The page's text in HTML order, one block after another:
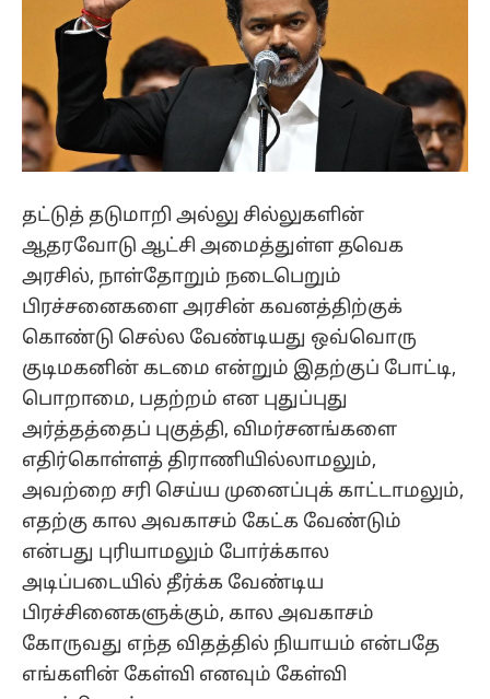
தட்டுத் தடுமாறி அல்லு சில்லுகளின்
ஆதரவோடு ஆட்சி அமைத்துள்ள தவெக
அரசில், நாள்தோறும் நடைபெறும்
பிரச்சனைகளை அரசின் கவனத்திற்குக்
கொண்டு செல்ல வேண்டியது ஒவ்வொரு
குடிமகனின் கடமை என்றும் இதற்குப் போட்டி,
பொறாமை, பதற்றம் என புதுப்புது
அர்த்தத்தைப் புகுத்தி, விமர்சனங்களை
எதிர்கொள்ளத் திராணியில்லாமலும்,
அவற்றை சரி செய்ய முனைப்புக் காட்டாமலும்,
எதற்கு கால அவகாசம் கேட்க வேண்டும்
என்பது புரியாமலும் போர்க்கால
அடிப்படையில் தீர்க்க வேண்டிய
பிரச்சினைகளுக்கும், கால அவகாசம்
கோருவது எந்த விதத்தில் நியாயம் என்பதே
எங்களின் கேள்வி எனவும் கேள்வி